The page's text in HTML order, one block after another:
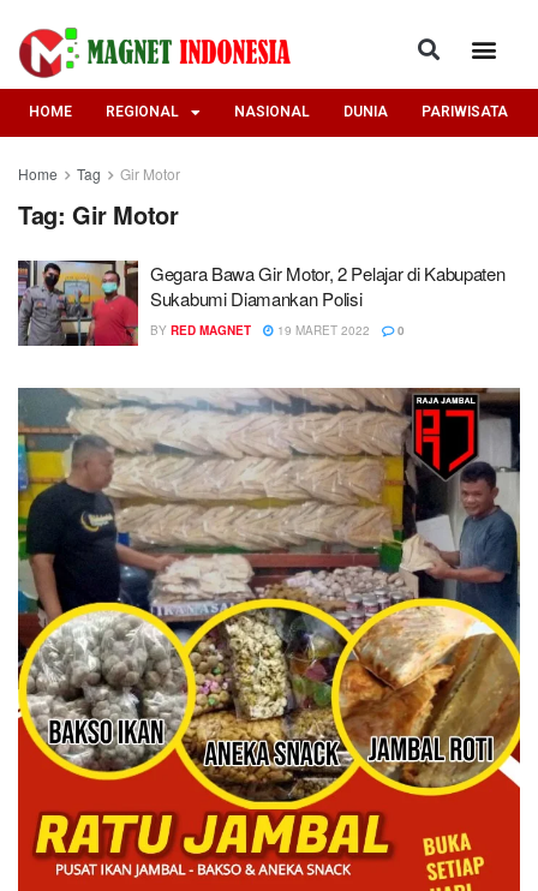
HOME REGIONAL NASIONAL DUNIA PARIWISATA
Home Tag Gir Motor
Tag: Gir Motor
Gegara Bawa Gir Motor, 2 Pelajar di Kabupaten
Sukabumi Diamankan Polisi
BY RED MAGNET 19 MARET 2022 0